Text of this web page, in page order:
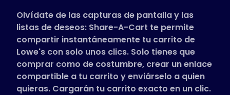
Español (Spanish)
Olvídate de las capturas de pantalla y las
listas de deseos: Share-A-Cart te permite
compartir instantáneamente tu carrito de
Lowe's con solo unos clics. Solo tienes que
comprar como de costumbre, crear un enlace
compartible a tu carrito y enviárselo a quien
quieras. Cargarán tu carrito exacto en un clic.